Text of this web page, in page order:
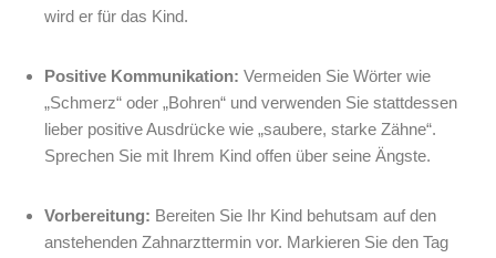
wird er für das Kind.
Positive Kommunikation: Vermeiden Sie Wörter wie
„Schmerz“ oder „Bohren“ und verwenden Sie stattdessen
lieber positive Ausdrücke wie „saubere, starke Zähne“.
Sprechen Sie mit Ihrem Kind offen über seine Ängste.
Vorbereitung: Bereiten Sie Ihr Kind behutsam auf den
anstehenden Zahnarzttermin vor. Markieren Sie den Tag